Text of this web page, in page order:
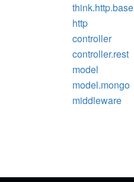
think.http.base
http
controller
controller.rest
model
model.mongo
middleware